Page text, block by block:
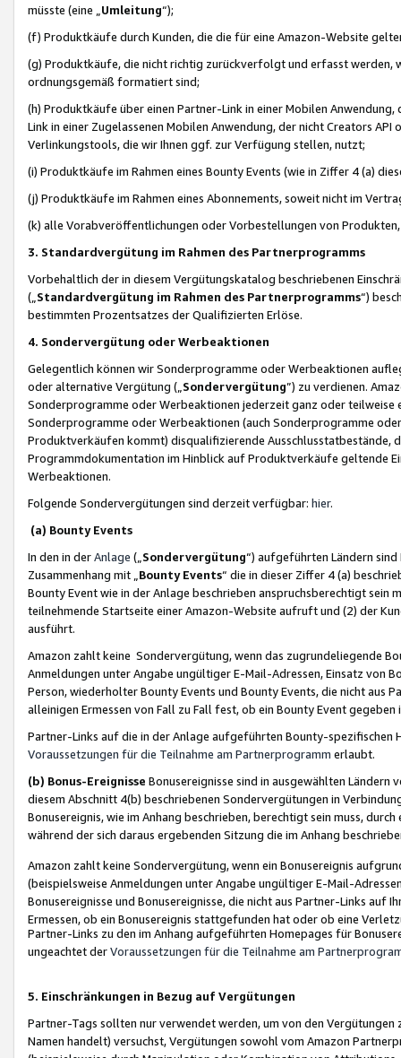
müsste (eine „ Umleitung“);
(f) Produktkäufe durch Kunden, die die für eine Amazon-Website
(g) Produktkäufe, die nicht richtig zurückverfolgt und erfasst werden,
ordnungsgemäß formatiert sind;
(h) Produktkäufe über einen Partner-Link in einer Mobilen
Link in einer Zugelassenen Mobilen Anwendung, der nicht Creators
Verlinkungstools, die wir Ihnen ggf. zur Verfügung stellen, nutzt;
(i) Produktkäufe im Rahmen eines Bounty Events (wie in Ziffer 4 (a)
(j) Produktkäufe im Rahmen eines Abonnements, soweit nicht im
(k) alle Vorabveröffentlichungen oder Vorbestellungen von
3. Standardvergütung im Rahmen des Partnerprogramms
Vorbehaltlich der in diesem Vergütungskatalog beschriebenen
(„ Standardvergütung im Rahmen des Partnerprogramms“)
bestimmten Prozentsatzes der Qualifizierten Erlöse.
4. Sondervergütung oder Werbeaktionen
Gelegentlich können wir Sonderprogramme oder Werbeaktionen
oder alternative Vergütung („ Sondervergütung”) zu verdienen.
Sonderprogramme oder Werbeaktionen jederzeit ganz oder
Sonderprogramme oder Werbeaktionen (auch Sonderprogramme
Produktverkäufen kommt) disqualifizierende Ausschlusstatbestände,
Programmdokumentation im Hinblick auf Produktverkäufe geltende
Werbeaktionen.
Folgende Sondervergütungen sind derzeit verfügbar: hier.
(a) Bounty Events
In den in derAnlage („ Sondervergütung“) aufgeführten Ländern
Zusammenhang mit „ Bounty Events“ die in dieser Ziffer 4 (a)
Bounty Event wie in der Anlage beschrieben anspruchsberechtigt sein
teilnehmende Startseite einer Amazon-Website aufruft und (2) der
ausführt.
Amazon zahlt keine Sondervergütung, wenn das zugrundeliegende
Anmeldungen unter Angabe ungültiger E-Mail-Adressen, Einsatz von
Person, wiederholter Bounty Events und Bounty Events, die nicht
alleinigen Ermessen von Fall zu Fall fest, ob ein Bounty Event
Partner-Links auf die in der Anlage aufgeführten Bounty-spezifischen
Voraussetzungen für die Teilnahme am Partnerprogramm erlaubt.
(b) Bonus-Ereignisse Bonusereignisse sind in ausgewählten Ländern
diesem Abschnitt 4(b) beschriebenen Sondervergütungen in
Bonusereignis, wie im Anhang beschrieben, berechtigt sein muss,
während der sich daraus ergebenden Sitzung die im Anhang
Amazon zahlt keine Sondervergütung, wenn ein Bonusereignis
(beispielsweise Anmeldungen unter Angabe ungültiger E-Mail-
Bonusereignisse und Bonusereignisse, die nicht aus Partner-Links auf
Ermessen, ob ein Bonusereignis stattgefunden hat oder ob eine
Partner-Links zu den im Anhang aufgeführten Homepages für
ungeachtet derVoraussetzungen für die Teilnahme am
5. Einschränkungen in Bezug auf Vergütungen
Partner-Tags sollten nur verwendet werden, um von den
Namen handelt) versuchst, Vergütungen sowohl vom Amazon